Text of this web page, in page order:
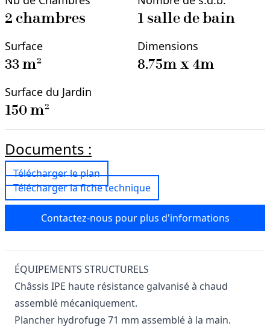
2 chambres 1 salle de bain
Surface
33m²
Dimensions
8.75m x 4m
Surface du Jardin
150m²
Documents :
Télécharger le plan
Télécharger la fiche technique
Contactez-nous pour plus d'informations
ÉQUIPEMENTS STRUCTURELS
Châssis IPE haute résistance galvanisé à chaud
assemblé mécaniquement.
Plancher hydrofuge 71 mm assemblé à la main.